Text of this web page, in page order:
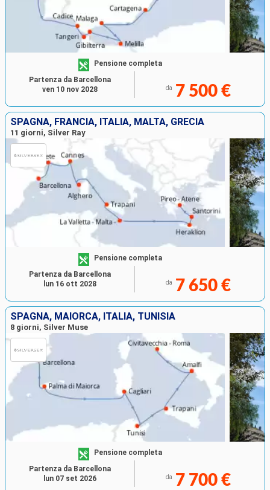
Pensione completa
da 7 500 €
Partenza da Barcellona
ven 10 nov 2028
SPAGNA, FRANCIA, ITALIA, MALTA, GRECIA
11 giorni, Silver Ray
Pensione completa
da 7 650 €
Partenza da Barcellona
lun 16 ott 2028
SPAGNA, MAIORCA, ITALIA, TUNISIA
8 giorni, Silver Muse
Pensione completa
da 7 700 €
Partenza da Barcellona
lun 07 set 2026